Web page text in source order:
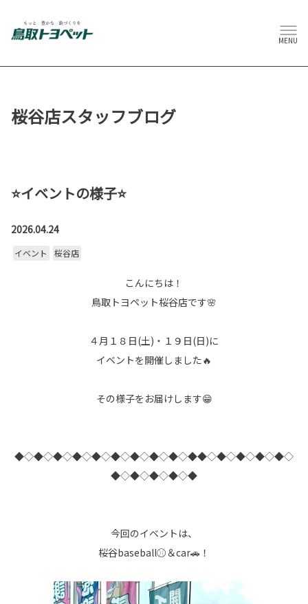
MENU
桜谷店スタッフブログ
⭐イベントの様子⭐
2026.04.24
イベント 桜谷店
こんにちは！
鳥取トヨペット桜谷店です🌸
４月１８日(土)・１９日(日)に
イベントを開催しました🔥
その様子をお届けします😁
◆◇◆◇◆◇◆◇◆◇◆◇◆◇◆◇◆◇◆◆◇◆◇◆◇◆◇◆◇
◆◇◆◇◆◇◆◇◆
今回のイベントは、
桜谷baseball⚾＆car🚗！